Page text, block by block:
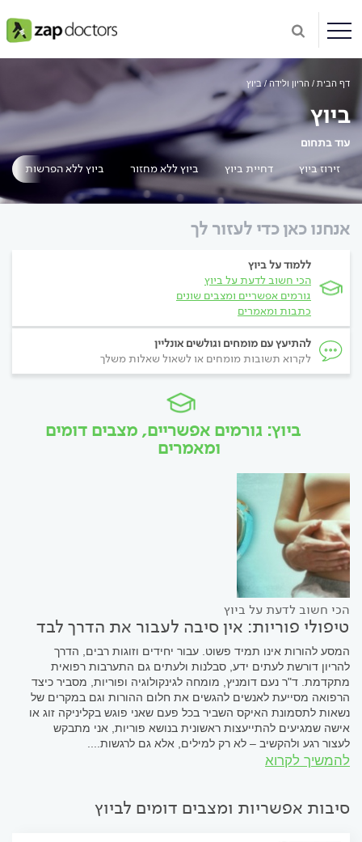
דף הבית הריון ולידה ביוץ
ביוץ
עוד בתחום
זירוז ביוץ
דחיית ביוץ ביוץ ללא מחזור ביוץ ללא הפרשות
אנחנו כאן כדי לעזור לך
ללמוד על ביוץ
הכי חשוב לדעת על ביוץ
גורמים אפשריים ומצבים שונים
כתבות ומאמרים
להתיעץ עם מומחים וגולשים אונליין
לקרוא תשובות מומחים או לשאול שאלות משלך
ביוץ: גורמים אפשריים, מצבים דומים
ומאמרים
הכי חשוב לדעת על ביוץ
טיפולי פוריות: אין סיבה לעבור את הדרך לבד
המסע להורות אינו תמיד פשוט. עבור יחידים וזוגות רבים, הדרך
להריון דורשת לעתים ידע, סבלנות ולעתים גם התערבות רפואית
מתקדמת. ד"ר נעם דומניץ, מומחה לגינקולוגיה ופוריות, מסביר כיצד
הרפואה מסייעת לאנשים להגשים את חלום ההורות וגם במקרים של
נשאות לתסמונת האיקס השביר בכל פעם שאני פוגש בקליניקה זוג או
אישה שמגיעים להתייעצות ראשונית בנושא פוריות, אני מתבקש
לעצור רגע ולהקשיב – לא רק למילים, אלא גם לרגשות....
להמשיך לקרוא
סיבות אפשריות ומצבים דומים לביוץ